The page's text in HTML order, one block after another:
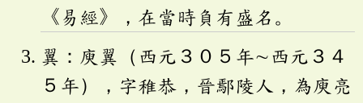
《易經》，在當時負有盛名。
翼：庾翼（西元３０５年∼西元３４
５年），字稚恭，晉鄢陵人，為庾亮